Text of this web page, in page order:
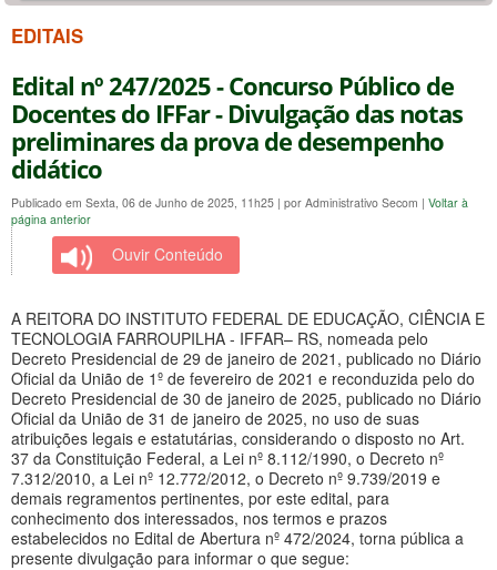
EDITAIS
Edital nº 247/2025 - Concurso Público de
Docentes do IFFar - Divulgação das notas
preliminares da prova de desempenho
didático
Publicado em Sexta, 06 de Junho de 2025, 11h25 | por Administrativo Secom | Voltar à
página anterior
Ouvir Conteúdo
A REITORA DO INSTITUTO FEDERAL DE EDUCAÇÃO, CIÊNCIA E
TECNOLOGIA FARROUPILHA - IFFAR– RS, nomeada pelo
Decreto Presidencial de 29 de janeiro de 2021, publicado no Diário
Oficial da União de 1º de fevereiro de 2021 e reconduzida pelo do
Decreto Presidencial de 30 de janeiro de 2025, publicado no Diário
Oficial da União de 31 de janeiro de 2025, no uso de suas
atribuições legais e estatutárias, considerando o disposto no Art.
37 da Constituição Federal, a Lei nº 8.112/1990, o Decreto nº
7.312/2010, a Lei nº 12.772/2012, o Decreto nº 9.739/2019 e
demais regramentos pertinentes, por este edital, para
conhecimento dos interessados, nos termos e prazos
estabelecidos no Edital de Abertura nº 472/2024, torna pública a
presente divulgação para informar o que segue: